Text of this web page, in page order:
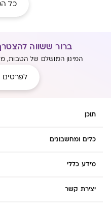
כל
ברור ששווה
המינון המושלם של הטבות,
לפרטים
תוכן
כלים ומחשבונים
מידע כללי
יצירת קשר